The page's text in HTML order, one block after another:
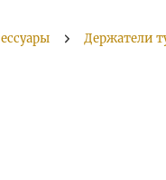
Держатели